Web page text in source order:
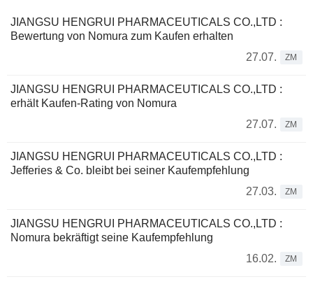
JIANGSU HENGRUI PHARMACEUTICALS CO.,LTD :
Bewertung von Nomura zum Kaufen erhalten
27.07.
ZM
JIANGSU HENGRUI PHARMACEUTICALS CO.,LTD :
erhält Kaufen-Rating von Nomura
27.07.
ZM
JIANGSU HENGRUI PHARMACEUTICALS CO.,LTD :
Jefferies & Co. bleibt bei seiner Kaufempfehlung
27.03.
ZM
JIANGSU HENGRUI PHARMACEUTICALS CO.,LTD :
Nomura bekräftigt seine Kaufempfehlung
16.02.
ZM